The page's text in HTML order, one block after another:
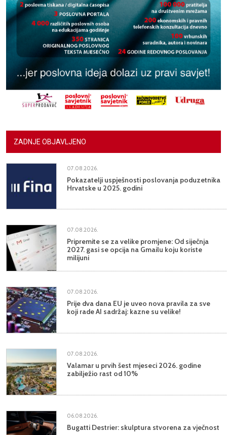
ZADNJE OBJAVLJENO
07.08.2026.
Pokazatelji uspješnosti poslovanja poduzetnika
Hrvatske u 2025. godini
07.08.2026.
Pripremite se za velike promjene: Od siječnja
2027. gasi se opcija na Gmailu koju koriste
milijuni
07.08.2026.
Prije dva dana EU je uveo nova pravila za sve
koji rade AI sadržaj: kazne su velike!
07.08.2026.
Valamar u prvih šest mjeseci 2026. godine
zabilježio rast od 10%
06.08.2026.
Bugatti Destrier: skulptura stvorena za vječnost